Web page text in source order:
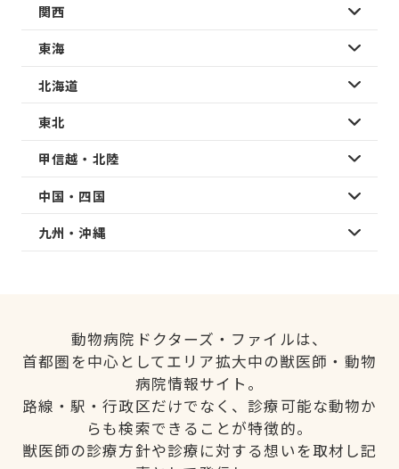
関西
東海
北海道
東北
甲信越・北陸
中国・四国
九州・沖縄
動物病院ドクターズ・ファイルは、
首都圏を中心としてエリア拡大中の獣医師・動物
病院情報サイト。
路線・駅・行政区だけでなく、診療可能な動物か
らも検索できることが特徴的。
獣医師の診療方針や診療に対する想いを取材し記